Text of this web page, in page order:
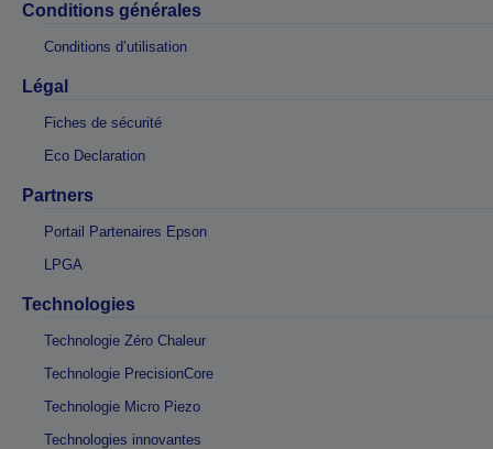
Conditions générales
Conditions d’utilisation
Légal
Fiches de sécurité
Eco Declaration
Partners
Portail Partenaires Epson
LPGA
Technologies
Technologie Zéro Chaleur
Technologie PrecisionCore
Technologie Micro Piezo
Technologies innovantes